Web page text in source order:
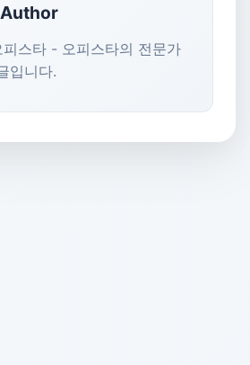
스타 - 오피스타의 전문가
입니다.